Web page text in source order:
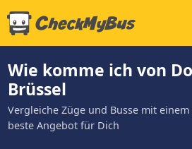
Wie komme ich von
Brüssel
Vergleiche Züge und Busse mit
beste Angebot für Dich